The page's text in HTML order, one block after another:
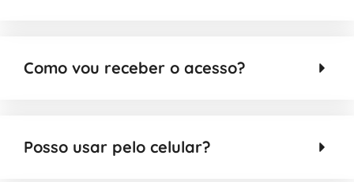
Como vou receber o acesso?
Posso usar pelo celular?